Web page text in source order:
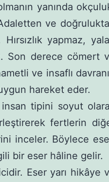
yanında
ve
yapmaz,
Son derece cömert
ve insaflı
hareket eder.
tipini soyut
fertle­rin
inceler. Böy­lece
bir eser hâline gelir.
Eser yarı hi­kâye